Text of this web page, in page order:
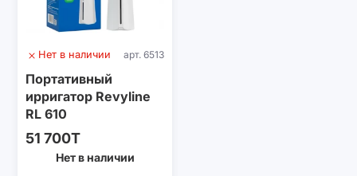
Нет в наличии арт. 6513
Портативный
ирригатор Revyline
RL 610
51 700T
Нет в наличии